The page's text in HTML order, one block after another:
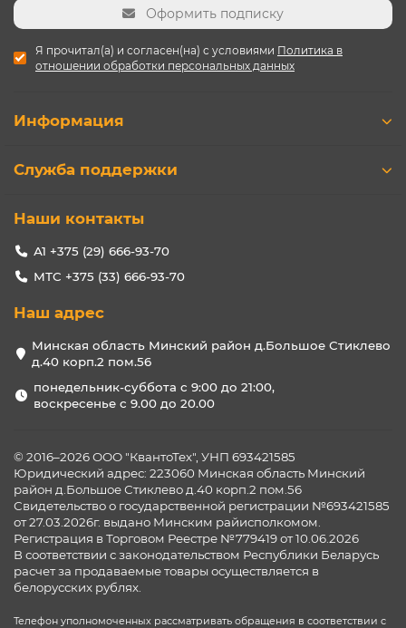
Оформить подписку
Я прочитал(а) и согласен(на) с условиями Политика в
отношении обработки персональных данных
Информация
Служба поддержки
Наши контакты
А1 +375 (29) 666-93-70
МТС +375 (33) 666-93-70
Наш адрес
Минская область Минский район д.Большое Стиклево
д.40 корп.2 пом.56
понедельник-суббота с 9:00 до 21:00,
воскресенье с 9.00 до 20.00
© 2016–2026 ООО "КвантоТех", УНП 693421585
Юридический адрес: 223060 Минская область Минский
район д.Большое Стиклево д.40 корп.2 пом.56
Свидетельство о государственной регистрации №693421585
от 27.03.2026г. выдано Минским райисполкомом.
Регистрация в Торговом Реестре №779419 от 10.06.2026
В соответствии с законодательством Республики Беларусь
расчет за продаваемые товары осуществляется в
белорусских рублях.
Телефон уполномоченных рассматривать обращения в соответствии с